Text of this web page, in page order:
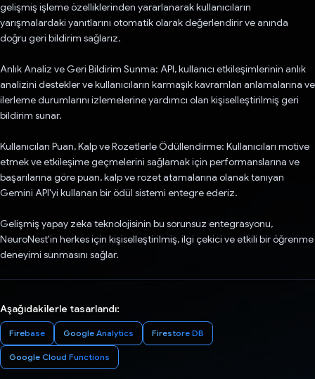
gelişmiş işleme özelliklerinden yararlanarak kullanıcıların
yarışmalardaki yanıtlarını otomatik olarak değerlendirir ve anında
doğru geri bildirim sağlarız.
Anlık Analiz ve Geri Bildirim Sunma: API, kullanıcı etkileşimlerinin anlık
analizini destekler ve kullanıcıların karmaşık kavramları anlamalarına ve
ilerleme durumlarını izlemelerine yardımcı olan kişiselleştirilmiş geri
bildirim sunar.
Kullanıcıları Puan, Kalp ve Rozetlerle Ödüllendirme: Kullanıcıları motive
etmek ve etkileşime geçmelerini sağlamak için performanslarına ve
başarılarına göre puan, kalp ve rozet atamalarına olanak tanıyan
Gemini API'yi kullanan bir ödül sistemi entegre ederiz.
Gelişmiş yapay zeka teknolojisinin bu sorunsuz entegrasyonu,
NeuroNest'in herkes için kişiselleştirilmiş, ilgi çekici ve etkili bir öğrenme
deneyimi sunmasını sağlar.
Aşağıdakilerle tasarlandı:
Firebase Google Analytics Firestore DB
Google Cloud Functions